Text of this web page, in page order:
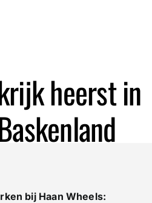
heerst in
bij Haan Wheels: